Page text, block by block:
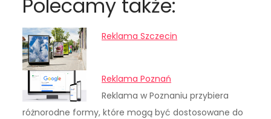
Polecamy także:
Reklama Szczecin
Reklama Poznań
Reklama w Poznaniu przybiera
różnorodne formy, które mogą być dostosowane do